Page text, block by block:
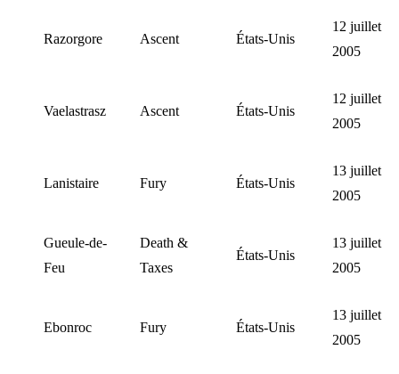
Razorgore Ascent États-Unis
12 juillet
2005
Vaelastrasz Ascent États-Unis
12 juillet
2005
Lanistaire Fury États-Unis
13 juillet
2005
Gueule-de-
Feu
Death &
Taxes
États-Unis
13 juillet
2005
Ebonroc Fury États-Unis
13 juillet
2005